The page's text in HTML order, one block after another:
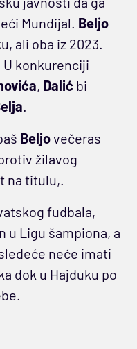
Mundijal. Beljo
ali oba iz 2023.
U konkurenciji
, Dalić bi
.
Beljovečeras
žilavog
na titulu,.
fudbala,
u Ligu šampiona, a
neće imati
dok u Hajduku po